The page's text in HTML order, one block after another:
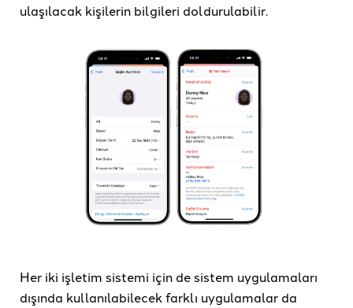
ulaşılacak kişilerin bilgileri doldurulabilir.
Her iki işletim sistemi için de sistem uygulamaları
dışında kullanılabilecek farklı uygulamalar da